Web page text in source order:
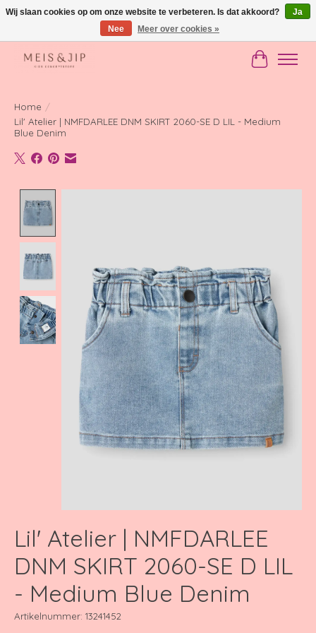
Gratis verzending in NL vanaf €150
Home /
Lil' Atelier | NMFDARLEE DNM SKIRT 2060-SE D LIL - Medium
Blue Denim
Lil' Atelier | NMFDARLEE
DNM SKIRT 2060-SE D LIL
- Medium Blue Denim
Artikelnummer: 13241452
Wij slaan cookies op om onze website te verbeteren. Is dat akkoord?
Ja
Nee
Meer over cookies »